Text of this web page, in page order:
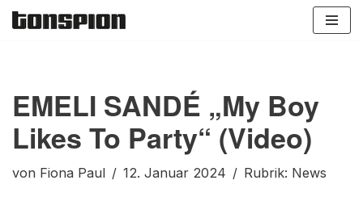
EMELI SANDÉ „My Boy
Likes To Party“ (Video)
von Fiona Paul 12. Januar 2024 Rubrik: News